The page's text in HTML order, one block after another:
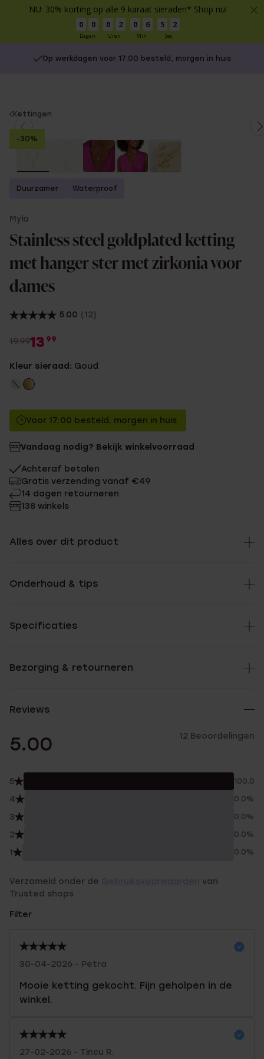
NU: 30% korting op alle 9 karaat sieraden* Shop nu!
0 0
Dagen
0 2
Uren
0 6
Min
5 1
Sec
Op werkdagen voor 17:00 besteld, morgen in huis
You
are
here:
Kettingen
-30%
Duurzamer Waterproof
Myla
Stainless steel goldplated ketting
met hanger ster met zirkonia voor
dames
5.00 (12)
19.9913 99
Kleur sieraad: Goud
Voor 17:00 besteld, morgen in huis
Vandaag nodig? Bekijk winkelvoorraad
Achteraf betalen
Gratis verzending vanaf €49
14 dagen retourneren
138 winkels
Alles over dit product
Onderhoud & tips
Specificaties
Bezorging & retourneren
Reviews
5.00 12 Beoordelingen
5 100.0%
4 0.0%
3 0.0%
2 0.0%
1 0.0%
Verzameld onder de
van
Trusted shops
Filter
30-04-2026 - Petra
Mooie ketting gekocht. Fijn geholpen in de
winkel.
27-02-2026 - Tincu R.